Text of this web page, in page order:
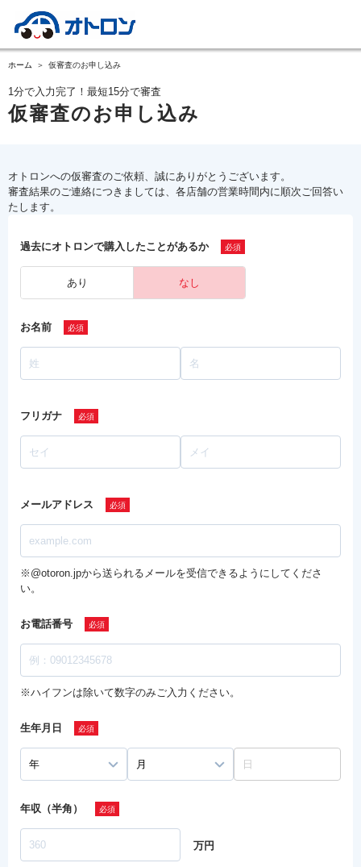
ホーム 仮審査のお申し込み
1分で入力完了！最短15分で審査
仮審査のお申し込み
オトロンへの仮審査のご依頼、誠にありがとうございます。
審査結果のご連絡につきましては、各店舗の営業時間内に順次ご回答い
たします。
過去にオトロンで購入したことがあるか
あり なし
お名前
フリガナ
メールアドレス
※@otoron.jpから送られるメールを受信できるようにしてくださ
い。
お電話番号
※ハイフンは除いて数字のみご入力ください。
生年月日
年収（半角）
万円